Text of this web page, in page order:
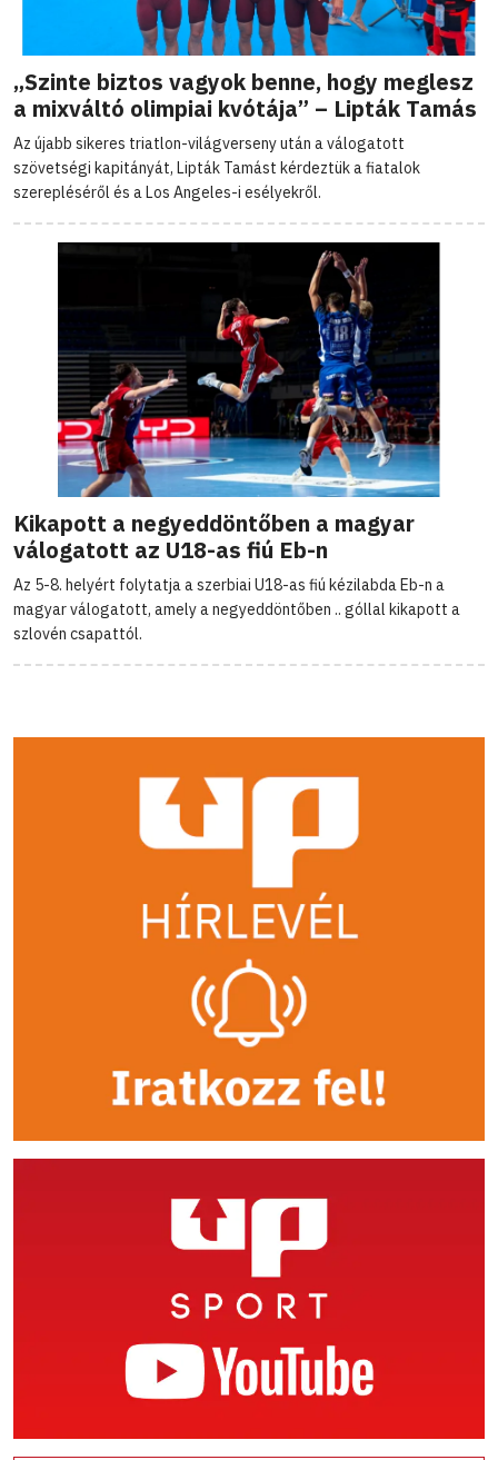
„Szinte biztos vagyok benne, hogy meglesz
a mixváltó olimpiai kvótája” – Lipták Tamás
Az újabb sikeres triatlon-világverseny után a válogatott
szövetségi kapitányát, Lipták Tamást kérdeztük a fiatalok
szerepléséről és a Los Angeles-i esélyekről.
Kikapott a negyeddöntőben a magyar
válogatott az U18-as fiú Eb-n
Az 5-8. helyért folytatja a szerbiai U18-as fiú kézilabda Eb-n a
magyar válogatott, amely a negyeddöntőben .. góllal kikapott a
szlovén csapattól.